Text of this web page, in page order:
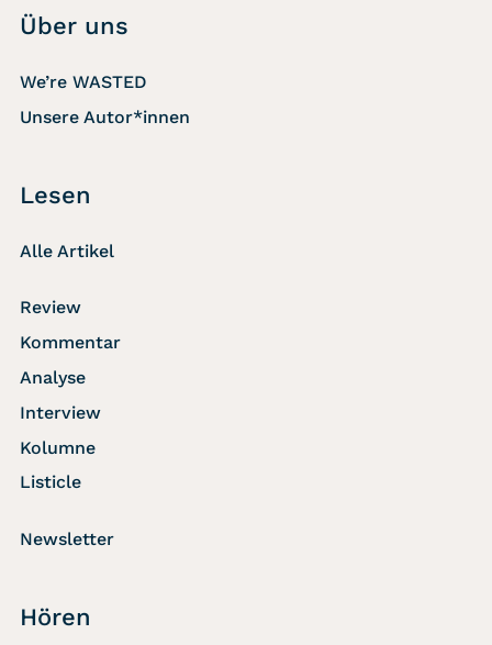
Über uns
We’re WASTED
Unsere Autor*innen
Lesen
Alle Artikel
Review
Kommentar
Analyse
Interview
Kolumne
Listicle
Newsletter
Hören